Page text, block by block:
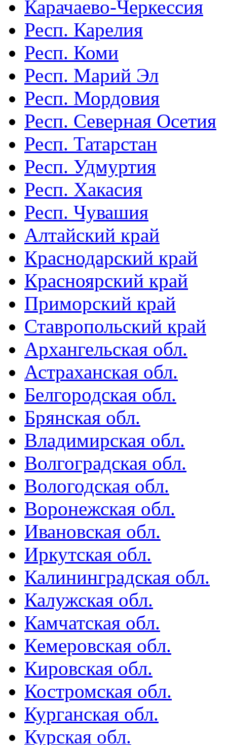
Карачаево-Черкессия
Респ. Карелия
Респ. Коми
Респ. Марий Эл
Респ. Мордовия
Респ. Северная Осетия
Респ. Татарстан
Респ. Удмуртия
Респ. Хакасия
Респ. Чувашия
Алтайский край
Краснодарский край
Красноярский край
Приморский край
Ставропольский край
Архангельская обл.
Астраханская обл.
Белгородская обл.
Брянская обл.
Владимирская обл.
Волгоградская обл.
Вологодская обл.
Воронежская обл.
Ивановская обл.
Иркутская обл.
Калининградская обл.
Калужская обл.
Камчатская обл.
Кемеровская обл.
Кировская обл.
Костромская обл.
Курганская обл.
Курская обл.